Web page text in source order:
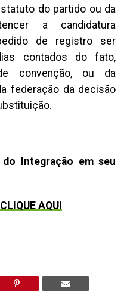
do partido ou da
a candidatura
de registro ser
contados do fato,
convenção, ou da
federação da decisão
Integração em seu
CLIQUE AQUI